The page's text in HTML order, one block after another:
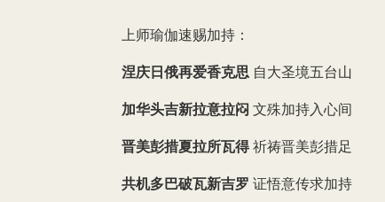
上师瑜伽速赐加持：
涅庆日俄再爱香克思 自大圣境五台山
加华头吉新拉意拉闷 文殊加持入心间
晋美彭措夏拉所瓦得祈祷晋美彭措足
共机多巴破瓦新吉罗 证悟意传求加持